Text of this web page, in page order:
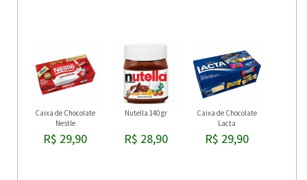
Caixa de Chocolate
Nestle
R$ 29,90
Nutella 140 gr
R$ 28,90
Caixa de Chocolate
Lacta
R$ 29,90